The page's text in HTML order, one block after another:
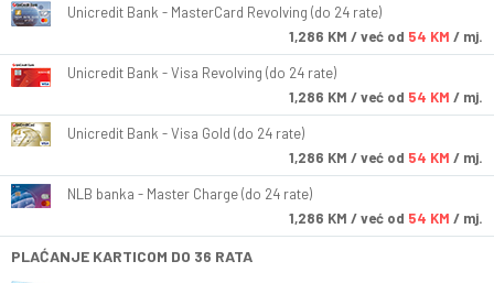
Unicredit Bank - MasterCard Revolving (do 24 rate)
1,286 KM / već od 54 KM / mj.
Unicredit Bank - Visa Revolving (do 24 rate)
1,286 KM / već od 54 KM / mj.
Unicredit Bank - Visa Gold (do 24 rate)
1,286 KM / već od 54 KM / mj.
NLB banka - Master Charge (do 24 rate)
1,286 KM / već od 54 KM / mj.
PLAĆANJE KARTICOM DO 36 RATA